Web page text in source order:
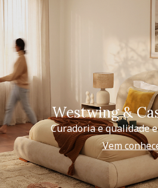
Westwing &
Curadoria e qualidade
Vem